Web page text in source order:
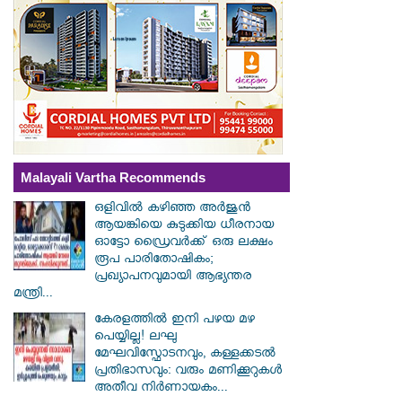
Malayali Vartha Recommends
ഒളിവിൽ കഴിഞ്ഞ അർജുൻ
ആയങ്കിയെ കുടുക്കിയ ധീരനായ
ഓട്ടോ ഡ്രൈവർക്ക് ഒരു ലക്ഷം
രൂപ പാരിതോഷികം;
പ്രഖ്യാപനവുമായി ആഭ്യന്തര
മന്ത്രി...
കേരളത്തിൽ ഇനി പഴയ മഴ
പെയ്യില്ല! ലഘു
മേഘവിസ്ഫോടനവും, കള്ളക്കടൽ
പ്രതിഭാസവും: വരും മണിക്കൂറുകൾ
അതീവ നിർണായകം...